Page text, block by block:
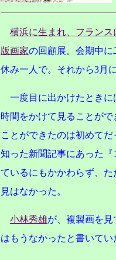
横浜に生まれ、フラン
版画家の回顧展。会期中
休み一人で。それから3月
一度目に出かけたとき
時間をかけて見ることが
ことができたのは初めて
知った新聞記事にあった
ているにもかかわらず、
見はなかった。
小林秀雄が、複製画を
はもうなかったと書いてい